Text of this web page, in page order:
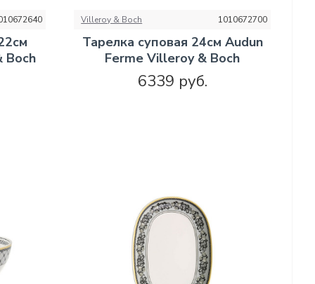
Boch
Villeroy & Boch 1010672700
Тарелка суповая 24см Audun
Ferme Villeroy & Boch
6339 руб.